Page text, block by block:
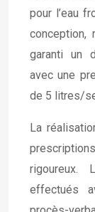
pour l’eau
garanti un
avec une
de 5 litres/
La
effectués